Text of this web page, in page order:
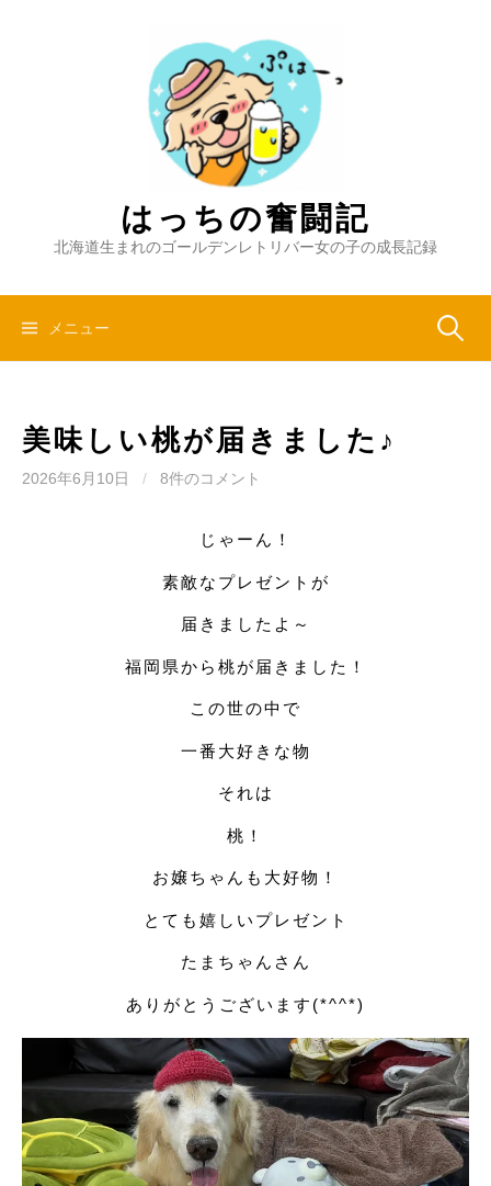
はっちの奮闘記
北海道生まれのゴールデンレトリバー女の子の成長記録
メニュー 検
美味しい桃が届きました♪
2026年6月10日 / 8件のコメント
じゃーん！
素敵なプレゼントが
届きましたよ～
福岡県から桃が届きました！
この世の中で
一番大好きな物
それは
桃！
お嬢ちゃんも大好物！
とても嬉しいプレゼント
たまちゃんさん
ありがとうございます(*^^*)